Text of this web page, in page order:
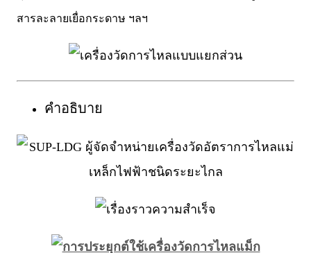
สารละลายเยื่อกระดาษ ฯลฯ
คำอธิบาย